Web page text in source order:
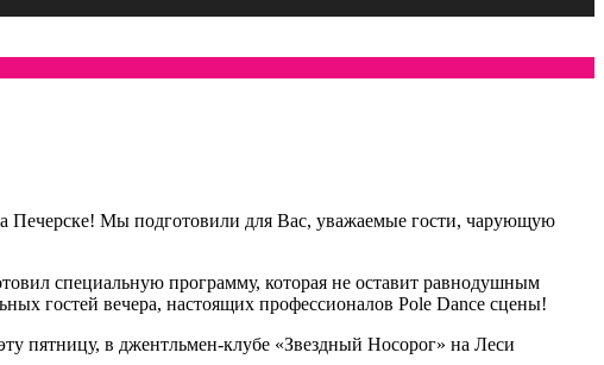
Печерске! Мы подготовили для Вас, уважаемые гости, чарующую
специальную программу, которая не оставит равнодушным
гостей вечера, настоящих профессионалов Pole Dance сцены!
пятницу, в джентльмен-клубе «Звездный Носорог» на Леси